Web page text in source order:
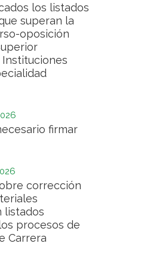
los listados
superan la
oposición
firmar
corrección
listados
procesos de
Carrera